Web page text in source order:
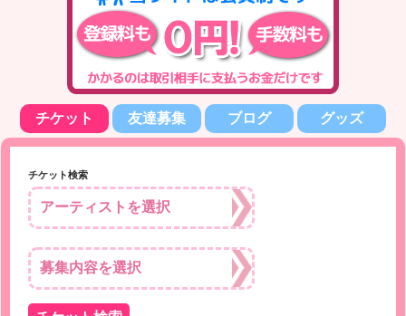
チケット 友達募集 ブログ グッズ
チケット検索